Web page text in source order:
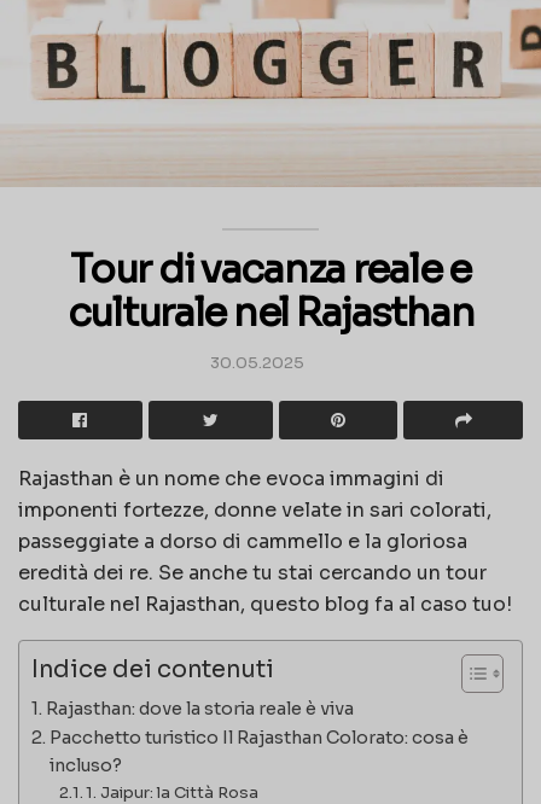
Tour di vacanza reale e
culturale nel Rajasthan
30.05.2025
Rajasthan è un nome che evoca immagini di
imponenti fortezze, donne velate in sari colorati,
passeggiate a dorso di cammello e la gloriosa
eredità dei re. Se anche tu stai cercando un tour
culturale nel Rajasthan, questo blog fa al caso tuo!
Indice dei contenuti
Rajasthan: dove la storia reale è viva
Pacchetto turistico Il Rajasthan Colorato: cosa è
incluso?
1. Jaipur: la Città Rosa